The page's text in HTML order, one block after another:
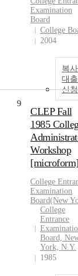
Examination
Board
College
2004
복
대출
신청
9
CLEP Fall
1985
Workshop
College
Examination
Board(New
College
Entrance
Board,
York, N.Y.
1985